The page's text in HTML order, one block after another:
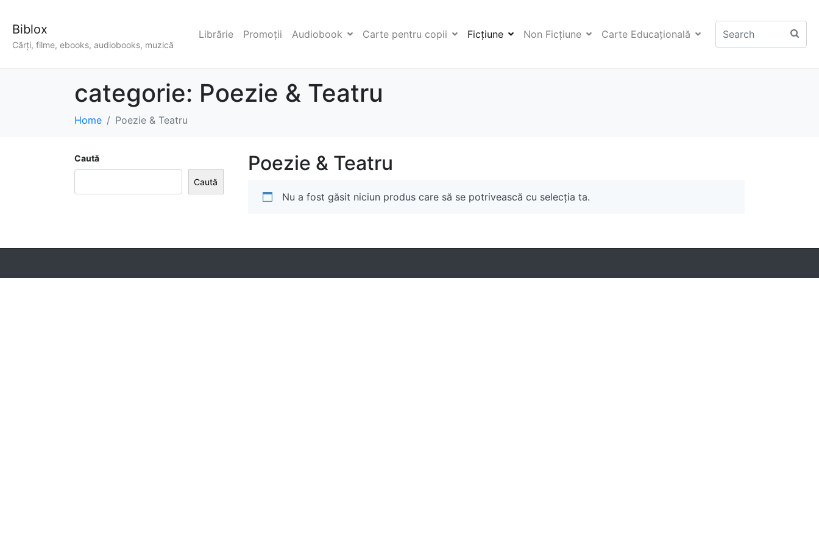
Biblox
Cărți, filme, ebooks, audiobooks, muzică
Librărie Promoții Audiobook Carte pentru copii Ficţiune Non Ficţiune Carte Educaţională
categorie: Poezie & Teatru
Home Poezie & Teatru
Poezie & Teatru
Nu a fost găsit niciun produs care să se potrivească cu selecția ta.
Caută
Caută